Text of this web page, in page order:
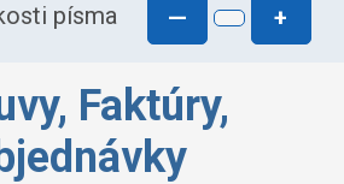
písma — +
Faktúry,